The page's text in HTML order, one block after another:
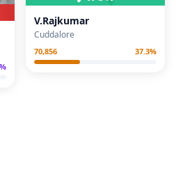
%
V.Rajkumar
Cuddalore
70,856 37.3%